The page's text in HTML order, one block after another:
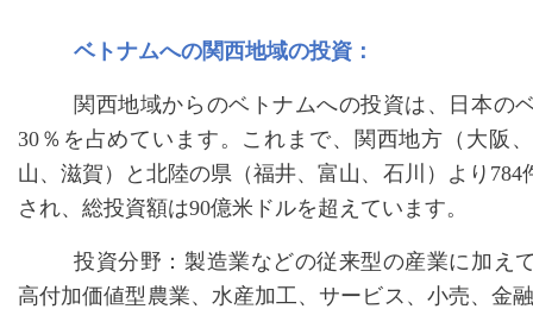
ベトナムへの関西地域の投資：
関西地域からのベトナムへの投資は、日本の
30％を占めています。これまで、関西地方（大阪
山、滋賀）と北陸の県（福井、富山、石川）より
され、総投資額は90億米ドルを超えています。
投資分野：製造業などの従来型の産業に加え
高付加価値型農業、水産加工、サービス、小売、金